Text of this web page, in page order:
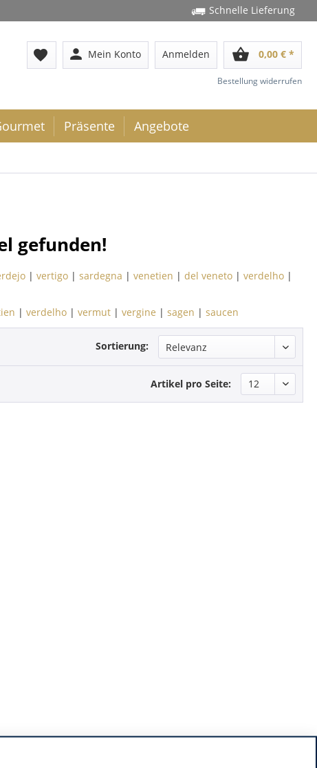
Schnelle Lieferung
favorite person Mein Konto Anmelden shopping_basket 0,00 € *
Bestellung widerrufen
Präsente Angebote
gefunden!
| vertigo | sardegna | venetien | del veneto | verdelho |
| verdelho | vermut | vergine | sagen | saucen
Sortierung:
Artikel pro Seite: